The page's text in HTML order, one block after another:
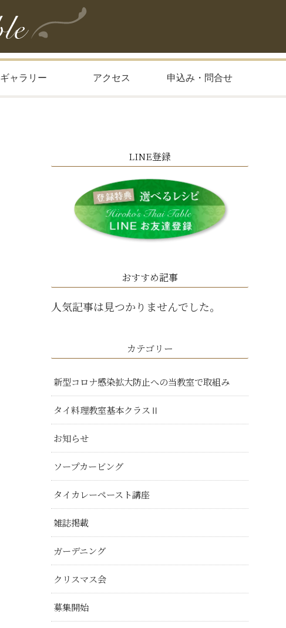
ギャラリー アクセス 申込み・問合せ
LINE登録
おすすめ記事
人気記事は見つかりませんでした。
カテゴリー
新型コロナ感染拡大防止への当教室で取組み
タイ料理教室基本クラスⅡ
お知らせ
ソープカービング
タイカレーペースト講座
雑誌掲載
ガーデニング
クリスマス会
募集開始